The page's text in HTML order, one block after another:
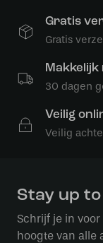
Gratis
Gratis
30 dagen
Veilig
Veilig
Stay up
Schrijf je in
hoogte van alle